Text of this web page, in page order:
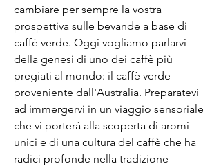
cambiare per sempre la vostra
prospettiva sulle bevande a base di
caffè verde. Oggi vogliamo parlarvi
della genesi di uno dei caffè più
pregiati al mondo: il caffè verde
proveniente dall'Australia. Preparatevi
ad immergervi in un viaggio sensoriale
che vi porterà alla scoperta di aromi
unici e di una cultura del caffè che ha
radici profonde nella tradizione